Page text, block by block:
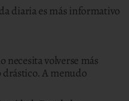
diaria es más informativo
necesita volverse más
A menudo